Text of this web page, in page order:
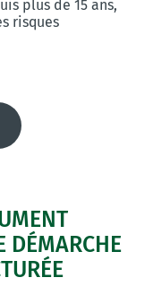
plus de 15 ans,
risques
DÉMARCHE